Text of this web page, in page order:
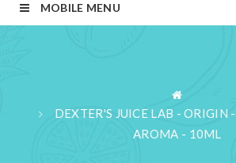
MOBILE MENU
DEXTER'S JUICE LAB - ORIGIN
AROMA - 10ML